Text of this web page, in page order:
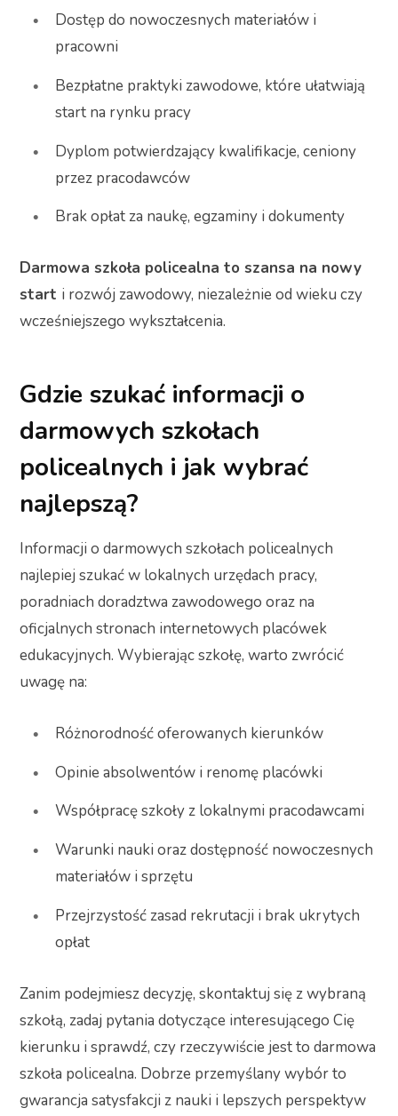
Dostęp do nowoczesnych materiałów i
pracowni
Bezpłatne praktyki zawodowe, które ułatwiają
start na rynku pracy
Dyplom potwierdzający kwalifikacje, ceniony
przez pracodawców
Brak opłat za naukę, egzaminy i dokumenty
Darmowa szkoła policealna to szansa na nowy
start i rozwój zawodowy, niezależnie od wieku czy
wcześniejszego wykształcenia.
Gdzie szukać informacji o
darmowych szkołach
policealnych i jak wybrać
najlepszą?
Informacji o darmowych szkołach policealnych
najlepiej szukać w lokalnych urzędach pracy,
poradniach doradztwa zawodowego oraz na
oficjalnych stronach internetowych placówek
edukacyjnych. Wybierając szkołę, warto zwrócić
uwagę na:
Różnorodność oferowanych kierunków
Opinie absolwentów i renomę placówki
Współpracę szkoły z lokalnymi pracodawcami
Warunki nauki oraz dostępność nowoczesnych
materiałów i sprzętu
Przejrzystość zasad rekrutacji i brak ukrytych
opłat
Zanim podejmiesz decyzję, skontaktuj się z wybraną
szkołą, zadaj pytania dotyczące interesującego Cię
kierunku i sprawdź, czy rzeczywiście jest to darmowa
szkoła policealna. Dobrze przemyślany wybór to
gwarancja satysfakcji z nauki i lepszych perspektyw